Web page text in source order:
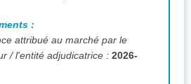
:
attribué au marché par le
/ l'entité adjudicatrice : 2026-